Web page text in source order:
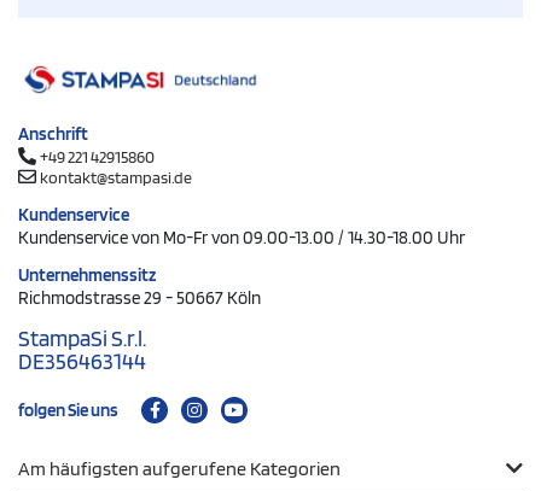
Anschrift
+49 221 42915860
kontakt@stampasi.de
Kundenservice
Kundenservice von Mo-Fr von 09.00-13.00 / 14.30-18.00 Uhr
Unternehmenssitz
Richmodstrasse 29 - 50667 Köln
StampaSi S.r.l.
DE356463144
folgen Sie uns
Am häufigsten aufgerufene Kategorien